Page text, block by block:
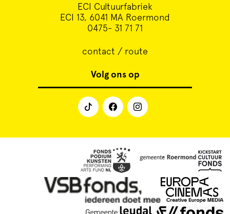
ECI Cultuurfabriek
ECI 13, 6041 MA Roermond
0475- 31 71 71
contact / route
Volg ons op